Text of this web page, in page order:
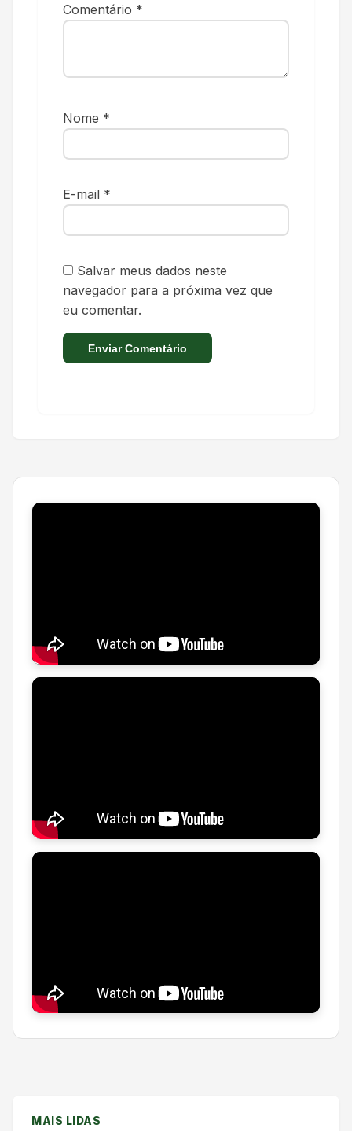
Comentário *
Nome *
E-mail *
Salvar meus dados neste
navegador para a próxima vez que
eu comentar.
MAIS LIDAS